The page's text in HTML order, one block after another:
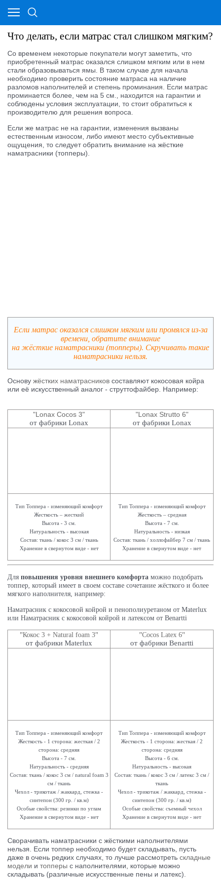
Что делать, если матрас стал слишком мягким?
Со временем некоторые покупатели могут заметить, что
приобретенный матрас оказался слишком мягким или в нем
стали образовываться ямы. В таком случае для начала
необходимо проверить состояние матраса на наличие
разломов наполнителей и степень проминания. Если матрас
проминается более, чем на 5 см., находится на гарантии и
соблюдены условия эксплуатации, то стоит обратиться к
производителю для решения вопроса.
Если же матрас не на гарантии, изменения вызваны
естественным износом, либо имеют место субъективные
ощущения, то следует обратить внимание на жёсткие
наматрасники (топперы).
Если матрас оказался слишком мягким или промялся из-за
времени, обратите внимание
на жёсткие наматрасники (топперы). Скручивать такие
наматрасники нельзя.
Основу жёстких наматрасников составляют кокосовая койра
или её искусственный аналог - струттофайбер. Например:
"Lonax Cocos 3"
от фабрики Lonax
"Lonax Strutto 6"
от фабрики Lonax
Тип Топпера - изменяющий комфорт
Жесткость – жесткий
Высота - 3 см.
Натуральность - высокая
Состав: ткань / кокос 3 см / ткань
Хранение в свернутом виде - нет
Тип Топпера - изменяющий комфорт
Жесткость – средная
Высота - 7 см.
Натуральность - низкая
Состав: ткань / холлофайбер 7 см / ткань
Хранение в свернутом виде - нет
Для повышения уровня внешнего комфорта можно подобрать
топпер, который имеет в своем составе сочетание жёсткого и более
мягкого наполнителя, например:
Наматрасник с кокосовой койрой и пенополиуретаном от Materlux
или Наматрасник с кокосовой койрой и латексом от Benartti
"Кокос 3 + Natural foam 3"
от фабрики Materlux
"Cocos Latex 6"
от фабрики Benartti
Тип Топпера - изменяющий комфорт
Жесткость - 1 сторона: жесткая / 2
сторона: средняя
Высота - 7 см.
Натуральность - средняя
Состав: ткань / кокос 3 см / natural foam 3
см / ткань
Чехол - трикотаж / жаккард, стежка -
синтепон (300 гр. / кв.м)
Особые свойства: резинки по углам
Хранение в свернутом виде - нет
Тип Топпера - изменяющий комфорт
Жесткость - 1 сторона: жесткая / 2
сторона: средняя
Высота - 6 см.
Натуральность - высокая
Состав: ткань / кокос 3 см / латекс 3 см /
ткань
Чехол - трикотаж / жаккард, стежка -
синтепон (300 гр. / кв.м)
Особые свойства: съемный чехол
Хранение в свернутом виде - нет
Сворачивать наматрасники с жёсткими наполнителями
нельзя. Если топпер необходимо будет складывать, пусть
даже в очень редких случаях, то лучше рассмотреть складные
модели и топперы с наполнителями, которые можно
складывать (различные искусственные пены и латекс).